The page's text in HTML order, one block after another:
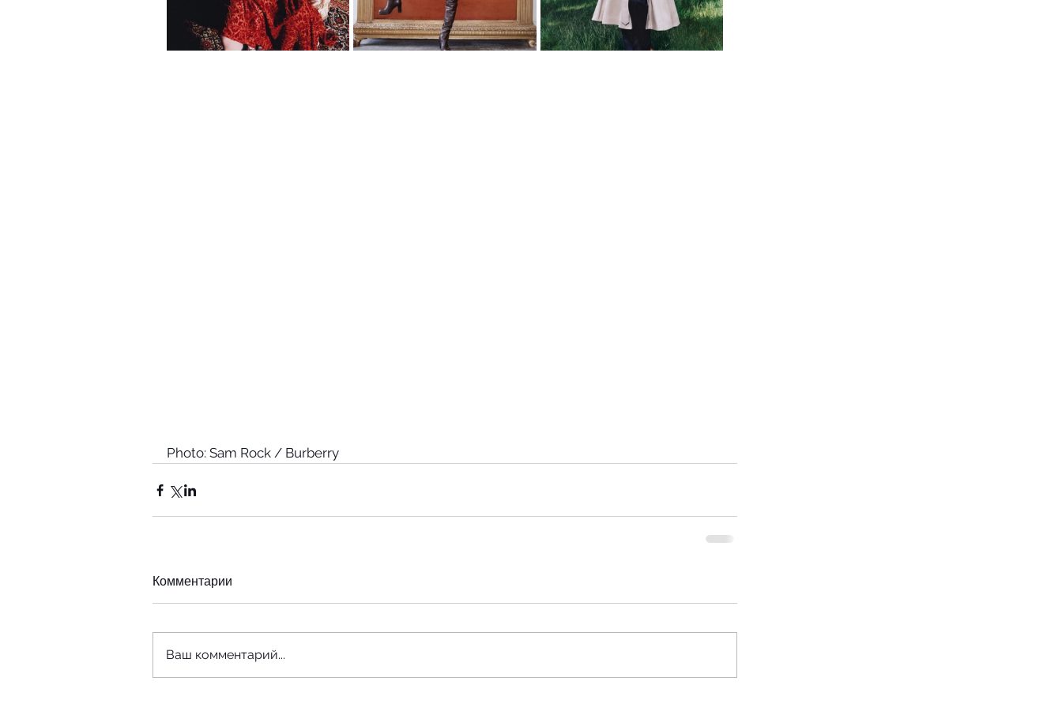
Photo: Sam Rock / Burberry
Комментарии
Ваш комментарий...